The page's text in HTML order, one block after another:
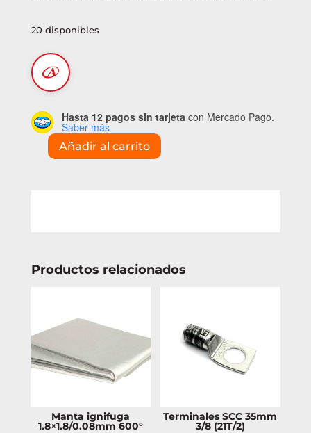
20 disponibles
Hasta 12 pagos sin tarjeta con Mercado Pago.
Saber más
Clavija
Añadir al carrito
Productos relacionados
Manta ignifuga
1.8×1.8/0.08mm 600°
Terminales SCC 35mm
3/8 (21T/2)